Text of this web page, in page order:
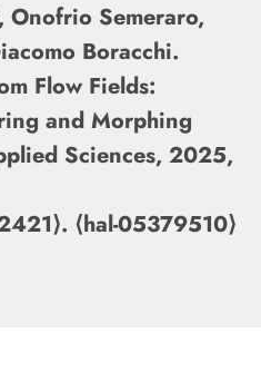
Onofrio Semeraro,
Boracchi.
Flow Fields:
and Morphing
Sciences, 2025,
⟨hal-05379510⟩